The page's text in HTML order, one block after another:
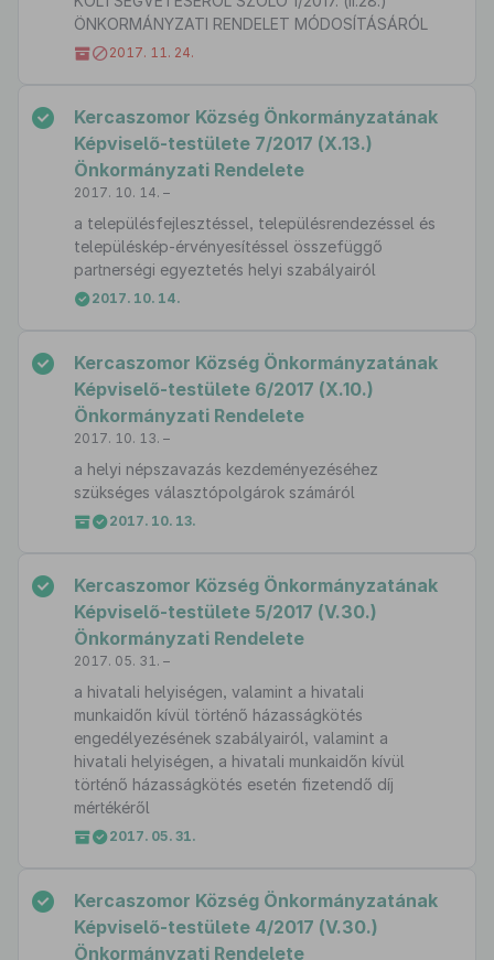
ÖNKORMÁNYZATI RENDELET MÓDOSÍTÁSÁRÓL
2017. 11. 24.
Kercaszomor Község Önkormányzatának
Képviselő-testülete 7/2017 (X.13.)
Önkormányzati Rendelete
2017. 10. 14. –
a településfejlesztéssel, településrendezéssel és
településkép-érvényesítéssel összefüggő
partnerségi egyeztetés helyi szabályairól
2017. 10. 14.
Kercaszomor Község Önkormányzatának
Képviselő-testülete 6/2017 (X.10.)
Önkormányzati Rendelete
2017. 10. 13. –
a helyi népszavazás kezdeményezéséhez
szükséges választópolgárok számáról
2017. 10. 13.
Kercaszomor Község Önkormányzatának
Képviselő-testülete 5/2017 (V.30.)
Önkormányzati Rendelete
2017. 05. 31. –
a hivatali helyiségen, valamint a hivatali
munkaidőn kívül történő házasságkötés
engedélyezésének szabályairól, valamint a
hivatali helyiségen, a hivatali munkaidőn kívül
történő házasságkötés esetén fizetendő díj
mértékéről
2017. 05. 31.
Kercaszomor Község Önkormányzatának
Képviselő-testülete 4/2017 (V.30.)
Önkormányzati Rendelete